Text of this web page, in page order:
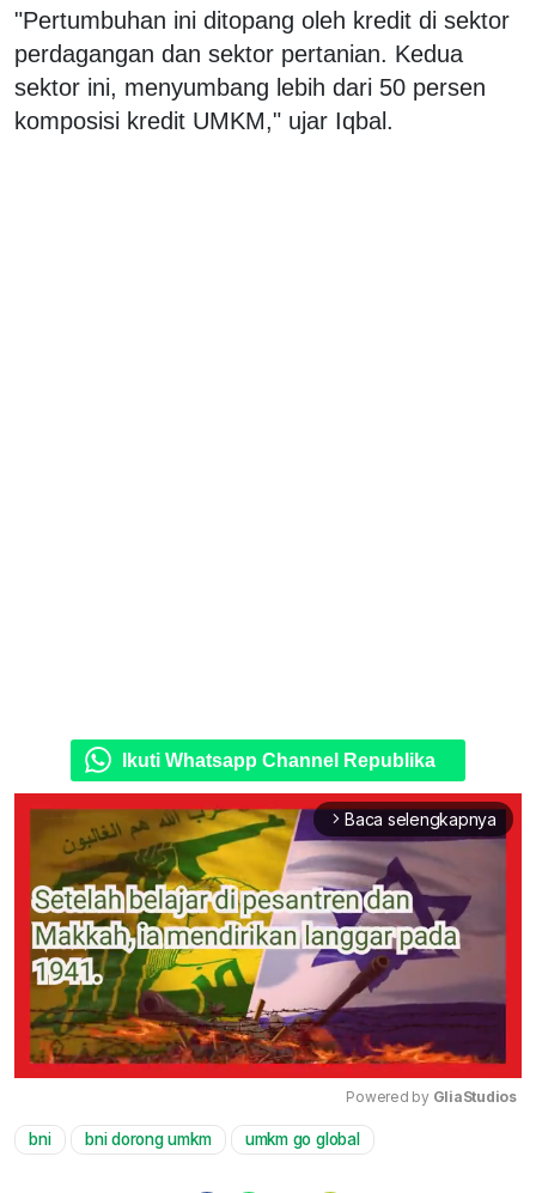
"Pertumbuhan ini ditopang oleh kredit di sektor
perdagangan dan sektor pertanian. Kedua
sektor ini, menyumbang lebih dari 50 persen
komposisi kredit UMKM," ujar Iqbal.
Ikuti Whatsapp Channel Republika
arrow_forward_ios Baca selengkapnya
Powered by GliaStudios
bni bni dorong umkm umkm go global